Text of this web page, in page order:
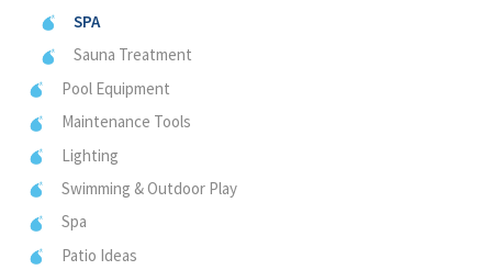
SPA
Sauna Treatment
Pool Equipment
Maintenance Tools
Lighting
Swimming & Outdoor Play
Spa
Patio Ideas